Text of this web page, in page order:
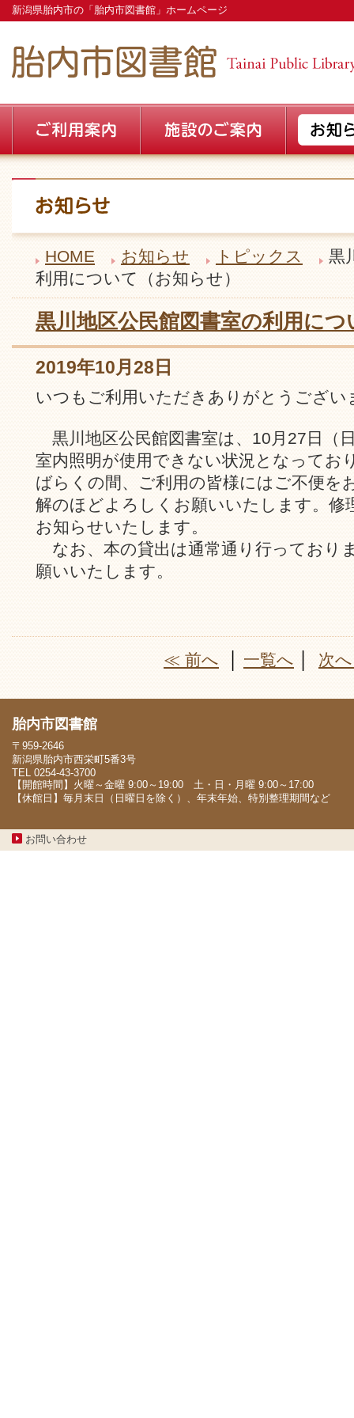
新潟県胎内市の「胎内市図書館」ホームページ
HOME お知らせ トピックス
黒
利用について（お知らせ）
黒川地区公民館図書室の利用に
2019年10月28日
いつもご利用いただきありがとうござい
黒川地区公民館図書室は、10月27日（
室内照明が使用できない状況となってお
ばらくの間、ご利用の皆様にはご不便を
解のほどよろしくお願いいたします。修
お知らせいたします。
なお、本の貸出は通常通り行っており
願いいたします。
≪ 前へ 一覧へ 次
胎内市図書館
〒959-2646
新潟県胎内市西栄町5番3号
TEL 0254-43-3700
【開館時間】火曜～金曜 9:00～19:00 土・日・月曜 9:00～17:00
【休館日】毎月末日（日曜日を除く）、年末年始、特別整理期間など
お問い合わせ